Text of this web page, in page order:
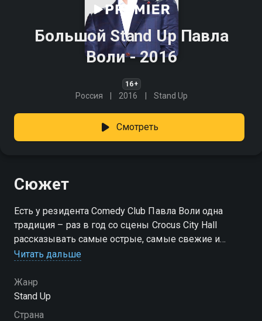
Большой Stand Up Павла
Воли - 2016
16+
Россия 2016 Stand Up
Смотреть
Сюжет
Есть у резидента Comedy Club Павла Воли одна
традиция – раз в год со сцены Crocus City Hall
рассказывать самые острые, самые свежие и
самые актуальные шутки.
Читать дальше
Жанр
Stand Up
Страна